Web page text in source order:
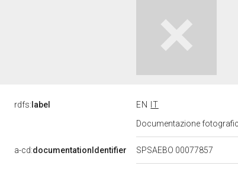
rdfs: label EN
IT
Documentazione
a-cd:documentationIdentifier SPSAEBO 00077857